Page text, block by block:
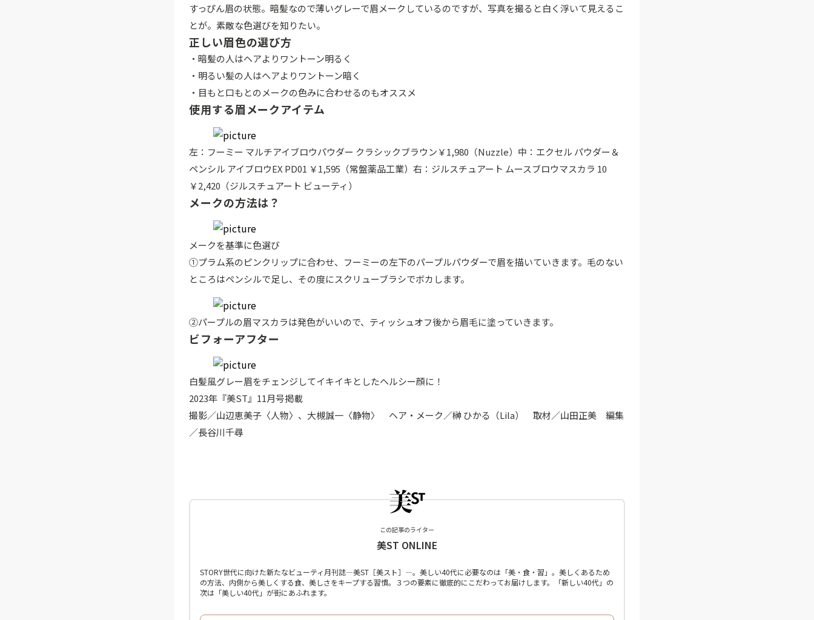
すっぴん眉の状態。暗髪なので薄いグレーで眉メークしているのですが、写真を撮ると白く浮いて見えるこ
とが。素敵な色選びを知りたい。
正しい眉色の選び方
・暗髪の人はヘアよりワントーン明るく
・明るい髪の人はヘアよりワントーン暗く
・目もと口もとのメークの色みに合わせるのもオススメ
使用する眉メークアイテム
左：フーミー マルチアイブロウパウダー クラシックブラウン￥1,980（Nuzzle）中：エクセル パウダー＆
ペンシル アイブロウEX PD01 ￥1,595（常盤薬品工業）右：ジルスチュアート ムースブロウマスカラ 10
￥2,420（ジルスチュアート ビューティ）
メークの方法は？
メークを基準に色選び
①プラム系のピンクリップに合わせ、フーミーの左下のパープルパウダーで眉を描いていきます。毛のない
ところはペンシルで足し、その度にスクリューブラシでボカします。
②パープルの眉マスカラは発色がいいので、ティッシュオフ後から眉毛に塗っていきます。
ビフォーアフター
白髪風グレー眉をチェンジしてイキイキとしたヘルシー顔に！
2023年『美ST』11月号掲載
撮影／山辺恵美子〈人物〉、大槻誠一〈静物〉 ヘア・メーク／榊 ひかる（Lila） 取材／山田正美 編集
／長谷川千尋
この記事のライター
美ST ONLINE
STORY世代に向けた新たなビューティ月刊誌―美ST［美スト］―。美しい40代に必要なのは「美・食・習」。美しくあるため
の方法、内側から美しくする食、美しさをキープする習慣。３つの要素に徹底的にこだわってお届けします。「新しい40代」の
次は「美しい40代」が街にあふれます。